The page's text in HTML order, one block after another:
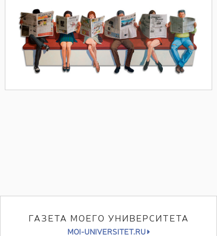
ГАЗЕТА МОЕГО УНИВЕРСИТЕТА
MOI-UNIVERSITET.RU